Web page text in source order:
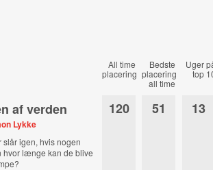
All time
placering
Bedste
placering
all time
Uger
top
af verden
Lykke
slår igen, hvis nogen
hvor længe kan de blive
120 51 13